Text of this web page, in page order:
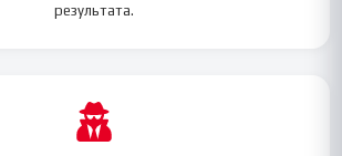
результата.